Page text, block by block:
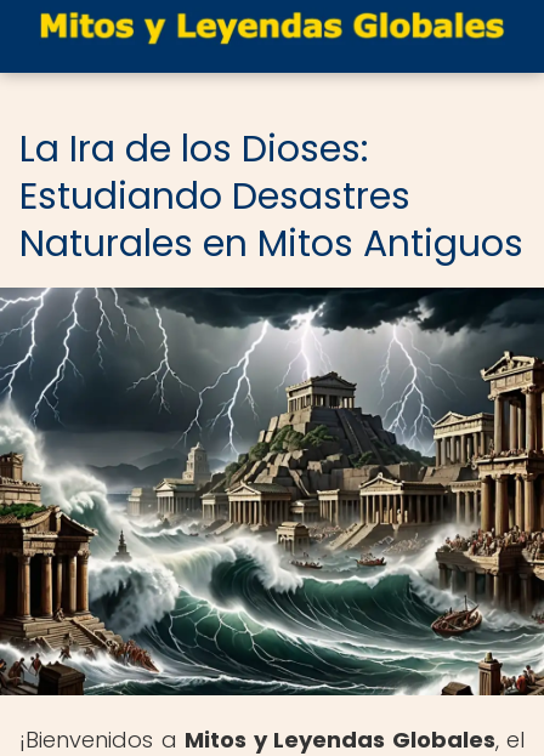
La Ira de los Dioses:
Estudiando Desastres
Naturales en Mitos Antiguos
¡Bienvenidos a Mitos y Leyendas Globales, el